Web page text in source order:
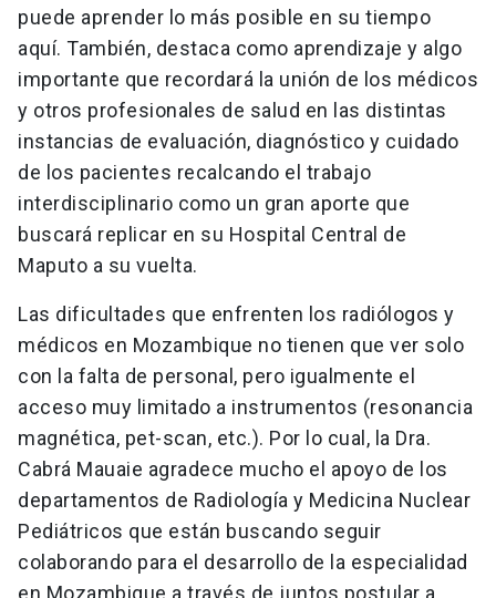
puede aprender lo más posible en su tiempo
aquí. También, destaca como aprendizaje y algo
importante que recordará la unión de los médicos
y otros profesionales de salud en las distintas
instancias de evaluación, diagnóstico y cuidado
de los pacientes recalcando el trabajo
interdisciplinario como un gran aporte que
buscará replicar en su Hospital Central de
Maputo a su vuelta.
Las dificultades que enfrenten los radiólogos y
médicos en Mozambique no tienen que ver solo
con la falta de personal, pero igualmente el
acceso muy limitado a instrumentos (resonancia
magnética, pet-scan, etc.). Por lo cual, la Dra.
Cabrá Mauaie agradece mucho el apoyo de los
departamentos de Radiología y Medicina Nuclear
Pediátricos que están buscando seguir
colaborando para el desarrollo de la especialidad
en Mozambique a través de juntos postular a